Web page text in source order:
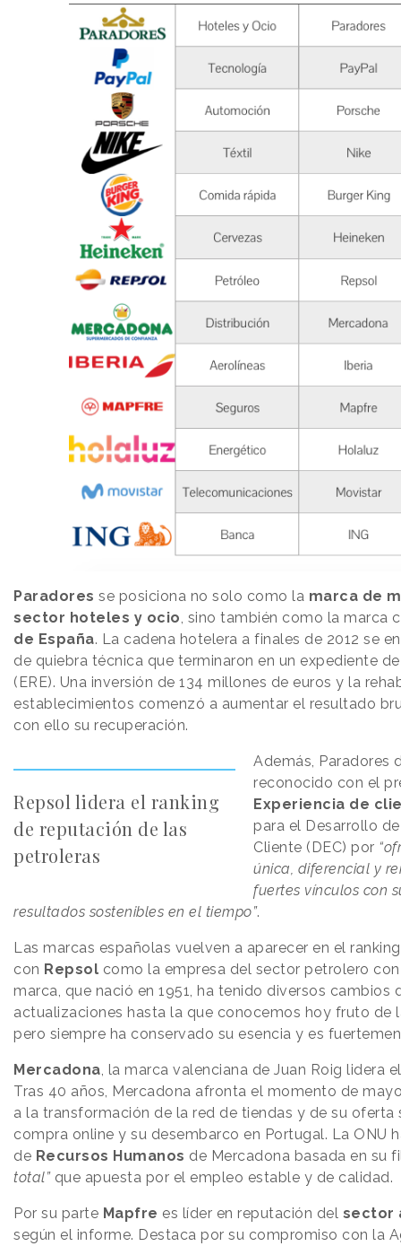
Paradores se posiciona no solo como la marca de
sector hoteles y ocio , sino también como la marca
de España. La cadena hotelera a finales de 2012 se
de quiebra técnica que terminaron en un expediente
(ERE). Una inversión de 134 millones de euros y la
establecimientos comenzó a aumentar el resultado
con ello su recuperación.
Repsol lidera el ranking
de reputación de las
petroleras
Además, Paradores
reconocido con el
Experiencia de
para el Desarrollo
Cliente (DEC) por
única, diferencial y
fuertes vínculos con
resultados sostenibles en el tiempo”.
Las marcas españolas vuelven a aparecer en el
con Repsol como la empresa del sector petrolero
marca, que nació en 1951, ha tenido diversos cambios
actualizaciones hasta la que conocemos hoy fruto de
pero siempre ha conservado su esencia y es
Mercadona , la marca valenciana de Juan Roig lidera
Tras 40 años, Mercadona afronta el momento de
a la transformación de la red de tiendas y de su oferta
compra online y su desembarco en Portugal. La ONU
de Recursos Humanos de Mercadona basada en su
total”que apuesta por el empleo estable y de calidad.
Por su parte Mapfre es líder en reputación del sector
según el informe. Destaca por su compromiso con la